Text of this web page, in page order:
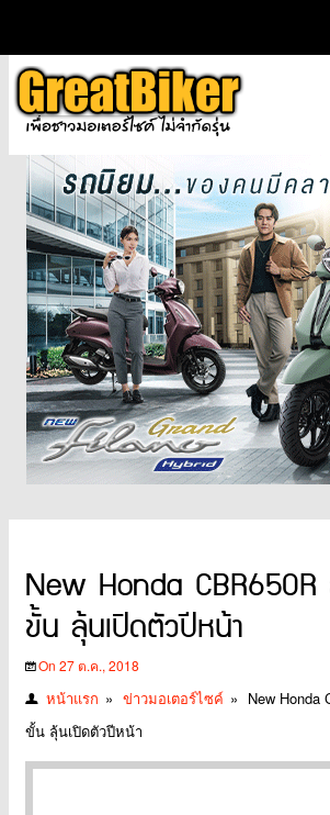
New Honda CBR650R
ขั้น ลุ้นเปิดตัวปีหน้า
On 27 ต.ค., 2018
หน้าแรก » ข่าวมอเตอร์ไซค์ » New Honda
ขั้น ลุ้นเปิดตัวปีหน้า